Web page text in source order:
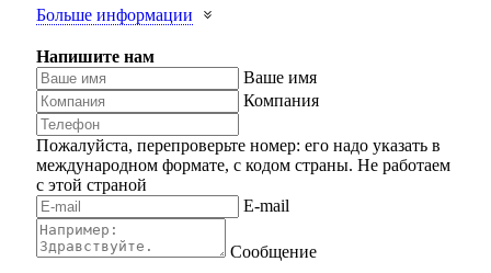
Больше информации
Напишите нам
Ваше имя
Компания
Пожалуйста, перепроверьте номер: его надо указать в
международном формате, с кодом страны. Не работаем
с этой страной
E-mail
Сообщение